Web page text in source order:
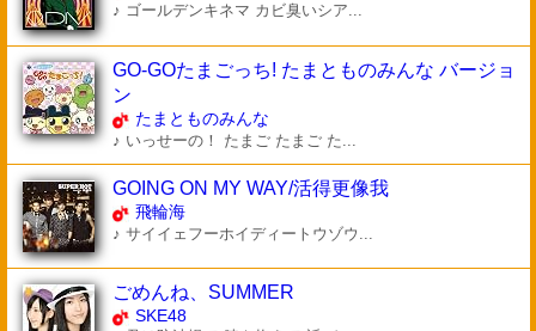
♪ ゴールデンキネマ カビ臭いシア...
GO-GOたまごっち! たまとものみんな バージョ
ン
たまとものみんな
♪ いっせーの！ たまご たまご た...
GOING ON MY WAY/活得更像我
飛輪海
♪ サイイェフーホイディートウゾウ...
ごめんね、SUMMER
SKE48